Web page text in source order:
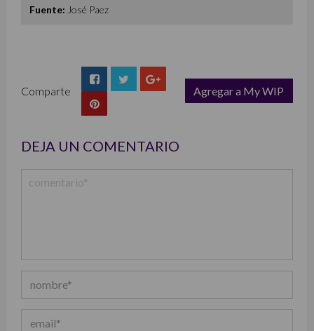
Fuente: José Paez
Comparte
Agregar a My WIP
DEJA UN COMENTARIO